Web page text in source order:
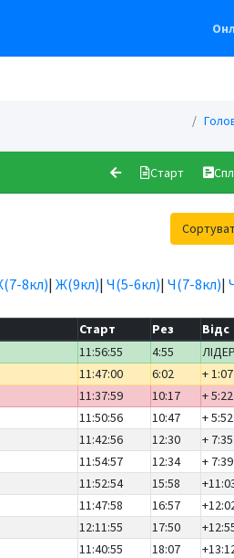
Старт
8кл)| Ж(9кл)| Ч(5-6кл)| Ч(7-8кл)|
Старт Рез
Відс
11:56:55 4:55
ЛІДЕР
11:47:00 6:02
+ 1:07
11:37:59 10:17
+ 5:22
11:50:56 10:47
+ 5:52
11:42:56 12:30
+ 7:35
11:54:57 12:34
+ 7:39
11:52:54 15:58
11:47:58 16:57
12:11:55 17:50
11:40:55 18:07